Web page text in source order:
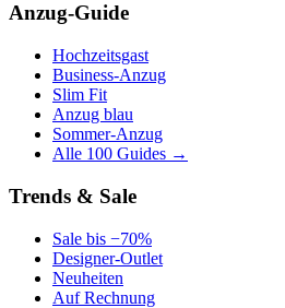
Anzug-Guide
Hochzeitsgast
Business-Anzug
Slim Fit
Anzug blau
Sommer-Anzug
Alle 100 Guides →
Trends & Sale
Sale bis −70%
Designer-Outlet
Neuheiten
Auf Rechnung